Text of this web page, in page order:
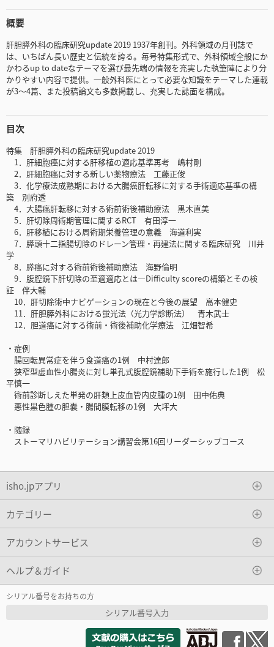
概要
肝胆膵外科の臨床研究update 2019 1937年創刊。外科領域の月刊誌で
は、いちばん長い歴史と伝統を誇る。毎号特集形式で、外科領域全般にか
かわるup to dateなテーマを選び最先端の情報を充実した執筆陣により分
かりやすい内容で提供。一般外科医にとって必要な知識をテーマした連載
が3～4篇、また投稿論文も多数掲載し、充実した誌面を構成。
目次
特集 肝胆膵外科の臨床研究update 2019
1．肝細胞癌に対する肝移植の適応基準再考 嶋村剛
2．肝細胞癌に対する新しい薬物療法 工藤正俊
3．化学療法成熟期における大腸癌肝転移に対する手術適応基準の構
築 別府透
4．大腸癌肝転移に対する術前術後補助療法 黒木直美
5．肝切除周術期管理に関するRCT 有田淳一
6．肝移植における周術期栄養管理の意義 海道利実
7．膵頭十二指腸切除のドレーン管理・再建法に関する臨床研究 川井
学
8．膵癌に対する術前術後補助療法 海野倫明
9．腹腔鏡下肝切除の至適適応とは―Difficulty scoreの構築とその検
証 伴大輔
10．肝切除術中ナビゲーションの現在と今後の展望 高本健史
11．肝胆膵外科における蛍光法（光力学診断法） 青木武士
12．胆道癌に対する術前・術後補助化学療法 江畑智希
・症例
腸回転異常症を伴う食道癌の1例 中村達郎
狭窄型虚血性小腸炎に対し単孔式腹腔鏡補助下手術を施行した1例 松
平慎一
術前診断しえた単発の肝類上皮血管内皮腫の1例 田中佑典
悪性黒色腫の胆嚢・腸間膜転移の1例 大坪大
・随録
ストーマリハビリテーション講習会第16回リーダーシップコース
isho.jpアプリ
カテゴリー
アカウントサービス
ヘルプ＆ガイド
シリアル番号をお持ちの方
シリアル番号入力